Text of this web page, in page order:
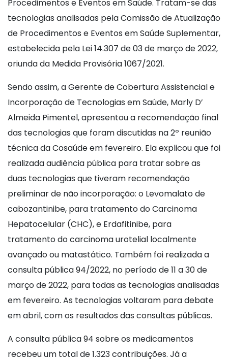
Procedimentos e Eventos em Saúde. Tratam-se das
tecnologias analisadas pela Comissão de Atualização
de Procedimentos e Eventos em Saúde Suplementar,
estabelecida pela Lei 14.307 de 03 de março de 2022,
oriunda da Medida Provisória 1067/2021.
Sendo assim, a Gerente de Cobertura Assistencial e
Incorporação de Tecnologias em Saúde, Marly D’
Almeida Pimentel, apresentou a recomendação final
das tecnologias que foram discutidas na 2º reunião
técnica da Cosaúde em fevereiro. Ela explicou que foi
realizada audiência pública para tratar sobre as
duas tecnologias que tiveram recomendação
preliminar de não incorporação: o Levomalato de
cabozantinibe, para tratamento do Carcinoma
Hepatocelular (CHC), e Erdafitinibe, para
tratamento do carcinoma urotelial localmente
avançado ou matastático. Também foi realizada a
consulta pública 94/2022, no período de 11 a 30 de
março de 2022, para todas as tecnologias analisadas
em fevereiro. As tecnologias voltaram para debate
em abril, com os resultados das consultas públicas.
A consulta pública 94 sobre os medicamentos
recebeu um total de 1.323 contribuições. Já a